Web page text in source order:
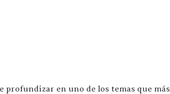
profundizar en uno de los temas que más